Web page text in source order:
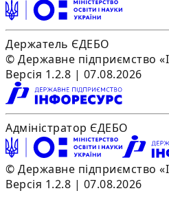
Держатель ЄДЕБО
© Державне підприємство
Версія 1.2.8 | 07.08.2026
Адміністратор ЄДЕБО
© Державне підприємство
Версія 1.2.8 | 07.08.2026